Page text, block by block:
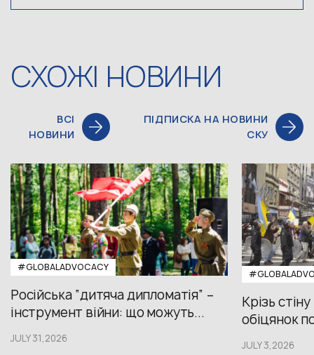
СХОЖІ НОВИНИ
ВСІ
НОВИНИ
ПІДПИСКА НА НОВИНИ
СКУ
#GLOBALADVOCACY
Російська “дитяча дипломатія” –
інструмент війни: що можуть...
JULY 31,2026
Крізь
обіцянок
JULY 3,2026